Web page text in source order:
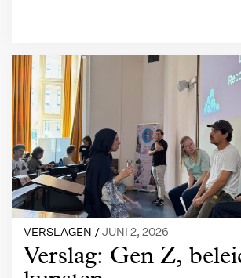
Verslag: Gen Z,
VERSLAGEN /JUNI 2, 2026